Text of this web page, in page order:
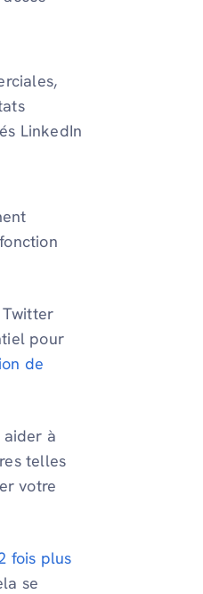
LinkedIn
pour
de
à
telles
votre
fois plus
se